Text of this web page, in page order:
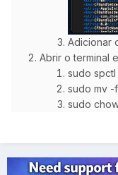
Adicionar
Abrir o terminal
sudo
sudo mv -
sudo